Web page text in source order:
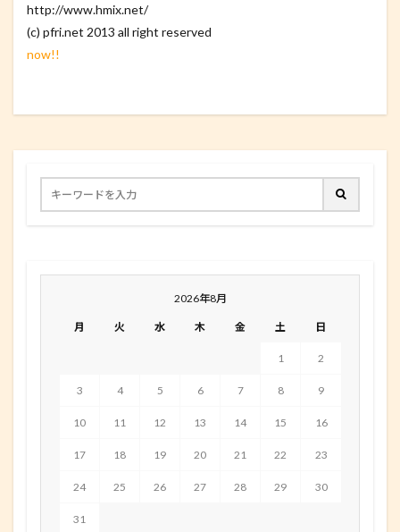
http://www.hmix.net/
(c) pfri.net 2013 all right reserved
now!!
2026年8月
月 火 水 木 金 土 日
1 2
3 4 5 6 7 8 9
10 11 12 13 14 15 16
17 18 19 20 21 22 23
24 25 26 27 28 29 30
31